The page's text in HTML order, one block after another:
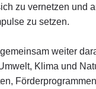
zu vernetzen und
zu setzen.
weiter
Klima und